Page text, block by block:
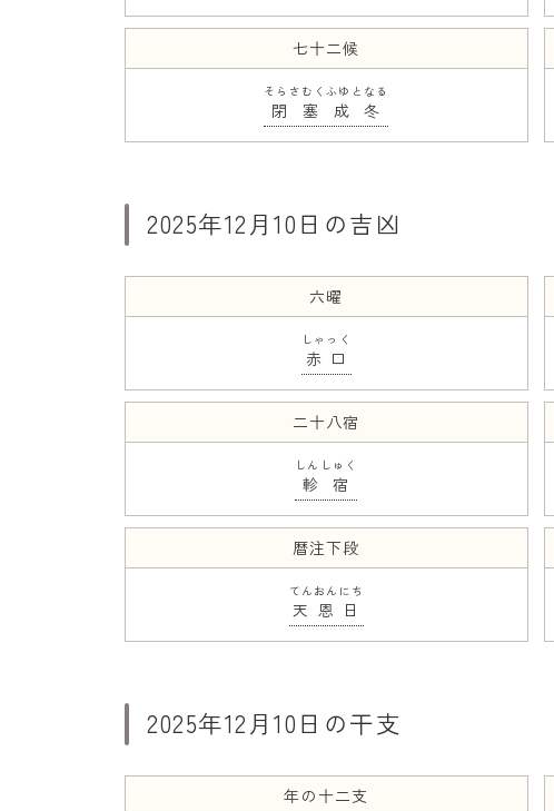
七十二候
閉塞成冬
そらさむくふゆとなる
2025年12月10日の吉凶
六曜
赤口
しゃっく
二十八宿
軫宿
しんしゅく
暦注下段
天恩日
てんおんにち
2025年12月10日の干支
年の十二支